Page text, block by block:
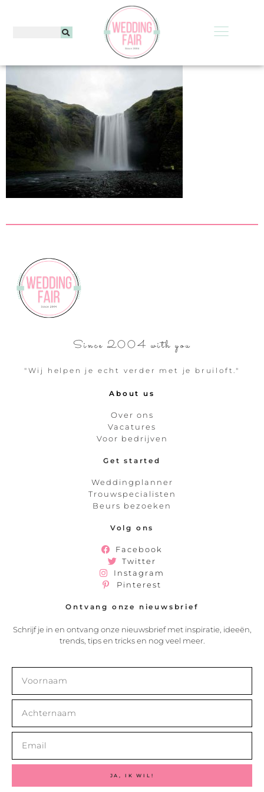
Since 2004 with you
"Wij helpen je echt verder met je bruiloft."
About us
Over ons
Vacatures
Voor bedrijven
Get started
Weddingplanner
Trouwspecialisten
Beurs bezoeken
Volg ons
Facebook
Twitter
Instagram
Pinterest
Ontvang onze nieuwsbrief
Schrijf je in en ontvang onze nieuwsbrief met inspiratie, ideeën,
trends, tips en tricks en nog veel meer.
JA, IK WIL!